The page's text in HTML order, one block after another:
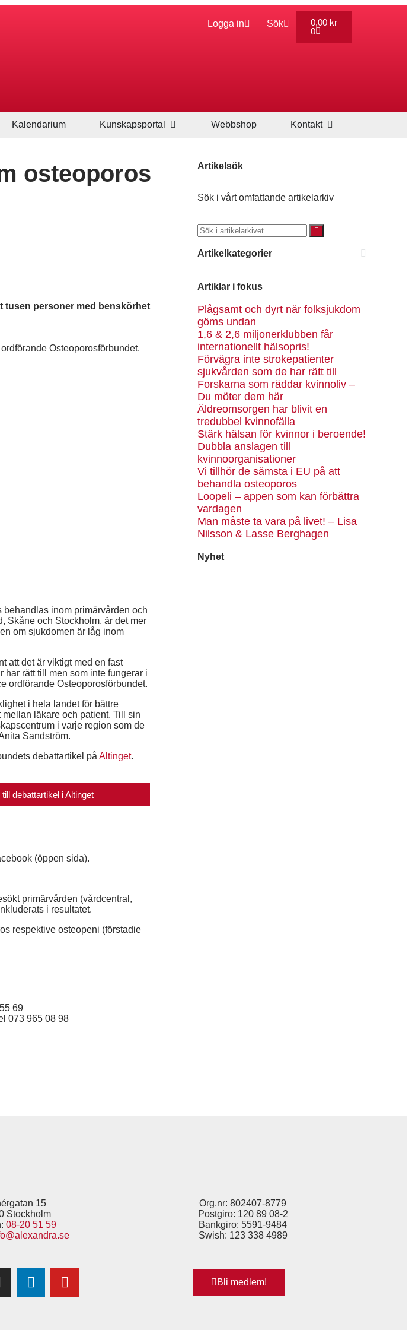
Logga in Sök 0,00 kr
0
Kalendarium Kunskapsportal Webbshop Kontakt
osteoporos
tusen personer med benskörhet
Osteoporosförbundet.
behandlas inom primärvården och
Skåne och Stockholm, är det mer
om sjukdomen är låg inom
att det är viktigt med en fast
har rätt till men som inte fungerar i
ordförande Osteoporosförbundet.
i hela landet för bättre
läkare och patient. Till sin
i varje region som de
Sandström.
debattartikel på Altinget.
till debattartikel i Altinget
(öppen sida).
primärvården (vårdcentral,
i resultatet.
respektive osteopeni (förstadie
69
073 965 08 98
Artikelsök
Sök i vårt omfattande artikelarkiv
Artikelkategorier
Artiklar i fokus
Plågsamt och dyrt när folksjukdom
göms undan
1,6 & 2,6 miljonerklubben får
internationellt hälsopris!
Förvägra inte strokepatienter
sjukvården som de har rätt till
Forskarna som räddar kvinnoliv –
Du möter dem här
Äldreomsorgen har blivit en
tredubbel kvinnofälla
Stärk hälsan för kvinnor i beroende!
Dubbla anslagen till
kvinnoorganisationer
Vi tillhör de sämsta i EU på att
behandla osteoporos
Loopeli – appen som kan förbättra
vardagen
Man måste ta vara på livet! – Lisa
Nilsson & Lasse Berghagen
Nyhet
15
Stockholm
08-20 51 59
Org.nr: 802407-8779
Postgiro: 120 89 08-2
Bankgiro: 5591-9484
Swish: 123 338 4989
Bli medlem!